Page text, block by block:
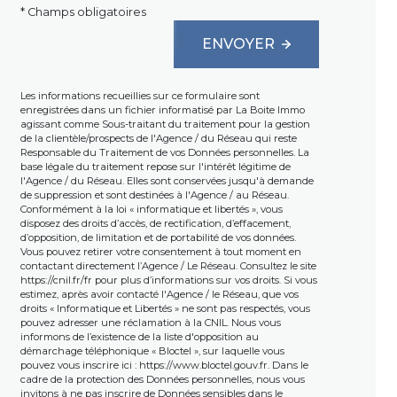
* Champs obligatoires
ENVOYER
Les informations recueillies sur ce formulaire sont
enregistrées dans un fichier informatisé par La Boite Immo
agissant comme Sous-traitant du traitement pour la gestion
de la clientèle/prospects de l'Agence / du Réseau qui reste
Responsable du Traitement de vos Données personnelles. La
base légale du traitement repose sur l'intérêt légitime de
l'Agence / du Réseau. Elles sont conservées jusqu'à demande
de suppression et sont destinées à l'Agence / au Réseau.
Conformément à la loi « informatique et libertés », vous
disposez des droits d’accès, de rectification, d’effacement,
d’opposition, de limitation et de portabilité de vos données.
Vous pouvez retirer votre consentement à tout moment en
contactant directement l’Agence / Le Réseau. Consultez le site
https://cnil.fr/fr pour plus d’informations sur vos droits. Si vous
estimez, après avoir contacté l'Agence / le Réseau, que vos
droits « Informatique et Libertés » ne sont pas respectés, vous
pouvez adresser une réclamation à la CNIL. Nous vous
informons de l’existence de la liste d'opposition au
démarchage téléphonique « Bloctel », sur laquelle vous
pouvez vous inscrire ici : https://www.bloctel.gouv.fr . Dans le
cadre de la protection des Données personnelles, nous vous
invitons à ne pas inscrire de Données sensibles dans le